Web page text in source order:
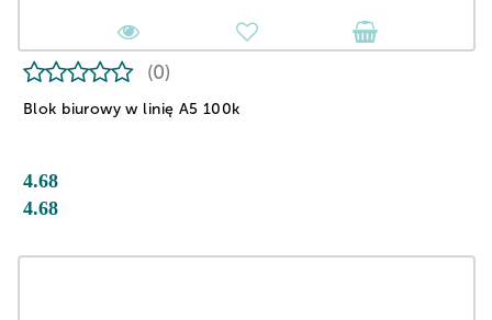
Blok biurowy w linię A5 100k
(0)
4.68
4.68